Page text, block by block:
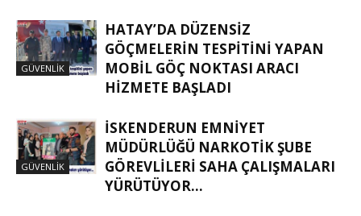
GÜVENLIK
HATAY’DA DÜZENSIZ
GÖÇMELERIN TESPITINI YAPAN
MOBIL GÖÇ NOKTASI ARACI
HIZMETE BAŞLADI
GÜVENLIK
İSKENDERUN EMNIYET
MÜDÜRLÜĞÜ NARKOTIK ŞUBE
GÖREVLILERI SAHA ÇALIŞMALARI
YÜRÜTÜYOR…